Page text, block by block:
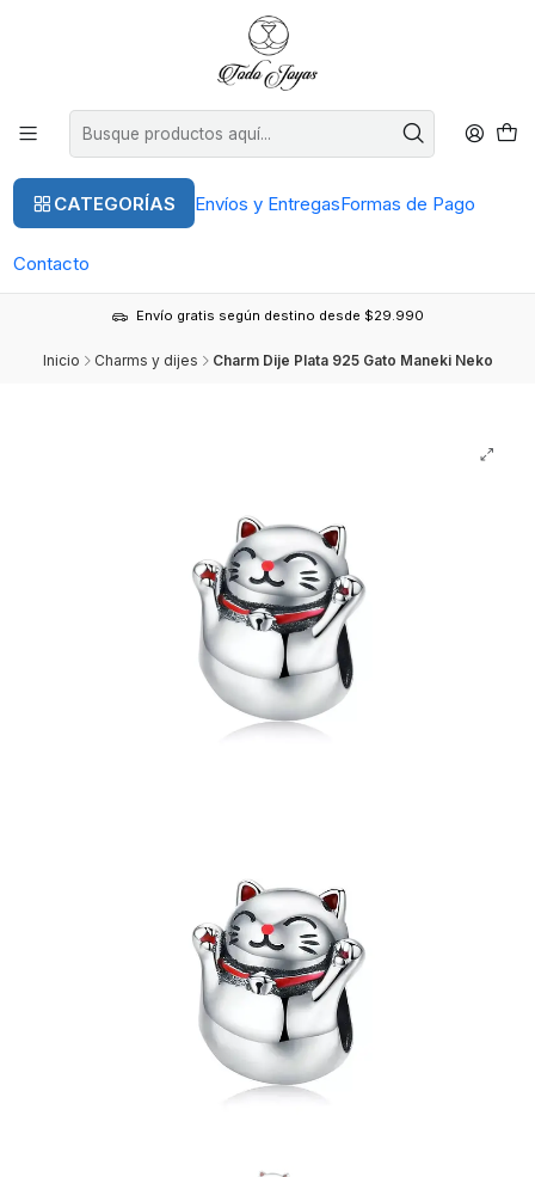
CATEGORÍAS Envíos y EntregasFormas de Pago
Contacto
Envío gratis según destino desde $29.990
Inicio Charms y dijes Charm Dije Plata 925 Gato Maneki Neko